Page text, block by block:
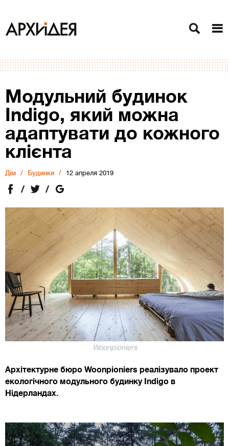
Модульний будинок
Indigo, який можна
адаптувати до кожного
клієнта
Дiм Будинки 12 апреля 2019
Woonpioniers
Архітектурне бюро Woonpioniers реалізувало проект
екологічного модульного будинку Indigo в
Нідерландах.